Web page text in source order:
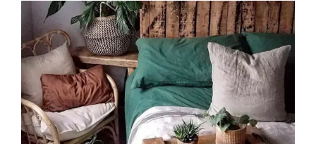
&
SLOW
LIVING